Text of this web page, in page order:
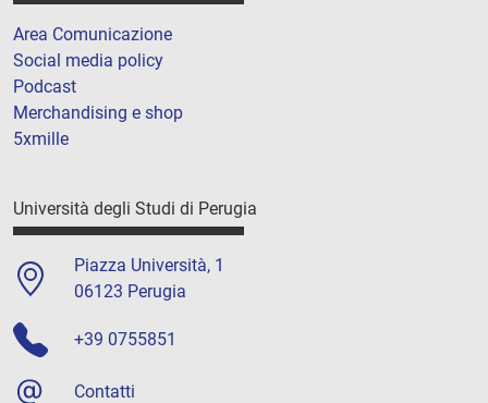
Area Comunicazione
Social media policy
Podcast
Merchandising e shop
5xmille
Università degli Studi di Perugia
Piazza Università, 1
06123 Perugia
+39 0755851
Contatti